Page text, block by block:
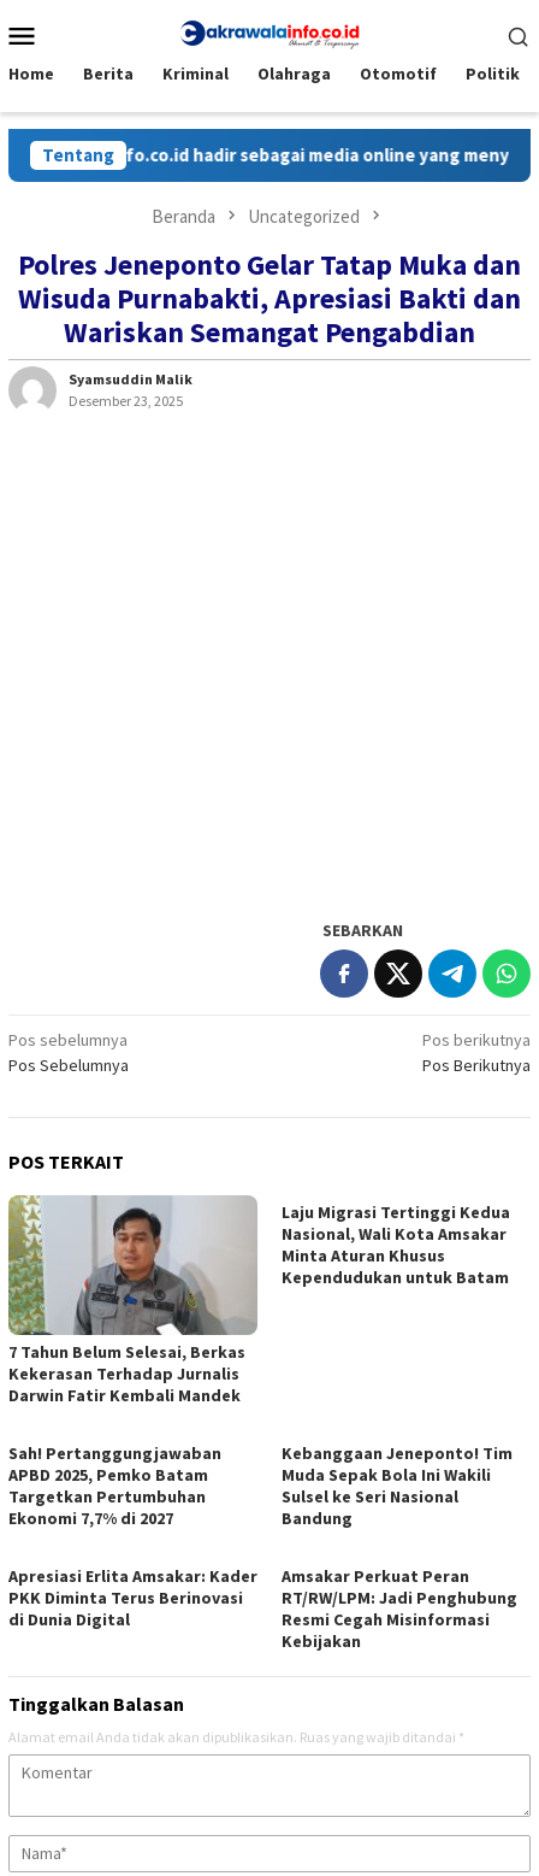
ke
Mobile
Home Berita Kriminal Olahraga Otomotif Politik
Tentang hadir sebagai media online yang
Beranda Uncategorized
Polres Jeneponto Gelar Tatap Muka dan
Wisuda Purnabakti, Apresiasi Bakti dan
Wariskan Semangat Pengabdian
Syamsuddin Malik
Desember 23, 2025
SEBARKAN
Navigasi
pos
Pos sebelumnya
Pos Sebelumnya
Pos berikutnya
Pos Berikutnya
POS TERKAIT
7 Tahun Belum Selesai, Berkas
Kekerasan Terhadap Jurnalis
Darwin Fatir Kembali Mandek
Laju Migrasi Tertinggi Kedua
Nasional, Wali Kota Amsakar
Minta Aturan Khusus
Kependudukan untuk Batam
Sah! Pertanggungjawaban
APBD 2025, Pemko Batam
Targetkan Pertumbuhan
Ekonomi 7,7% di 2027
Kebanggaan Jeneponto! Tim
Muda Sepak Bola Ini Wakili
Sulsel ke Seri Nasional
Bandung
Apresiasi Erlita Amsakar: Kader
PKK Diminta Terus Berinovasi
di Dunia Digital
Amsakar Perkuat Peran
RT/RW/LPM: Jadi Penghubung
Resmi Cegah Misinformasi
Kebijakan
Tinggalkan Balasan
Alamat email Anda tidak akan dipublikasikan. Ruas yang wajib ditandai *